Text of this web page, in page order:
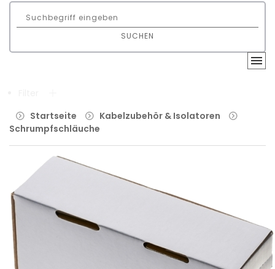
SUCHEN
Startseite
Kabelzubehör & Isolatoren
Schrumpfschläuche